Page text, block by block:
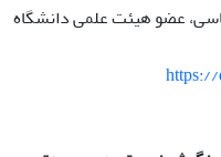
عضو هیئت علمی دانشگاه